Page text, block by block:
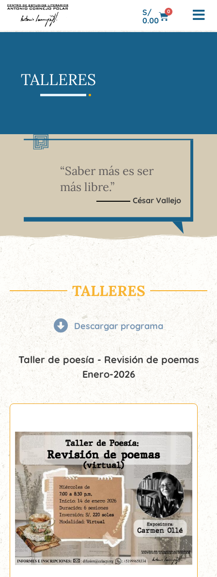
S/
0.00
0
TALLERES
“Saber más es ser
más libre.”
César Vallejo
TALLERES
Descargar programa
Taller de poesía - Revisión de poemas
Enero-2026